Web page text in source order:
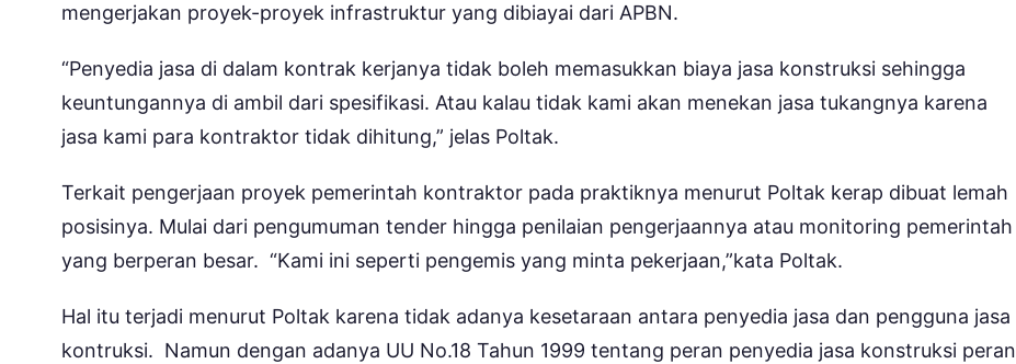
mengerjakan proyek-proyek infrastruktur yang dibiayai dari APBN.
“Penyedia jasa di dalam kontrak kerjanya tidak boleh memasukkan biaya jasa konstruksi sehingga
keuntungannya di ambil dari spesifikasi. Atau kalau tidak kami akan menekan jasa tukangnya karena
jasa kami para kontraktor tidak dihitung,” jelas Poltak.
Terkait pengerjaan proyek pemerintah kontraktor pada praktiknya menurut Poltak kerap dibuat lemah
posisinya. Mulai dari pengumuman tender hingga penilaian pengerjaannya atau monitoring pemerintah
yang berperan besar. “Kami ini seperti pengemis yang minta pekerjaan,”kata Poltak.
Hal itu terjadi menurut Poltak karena tidak adanya kesetaraan antara penyedia jasa dan pengguna jasa
kontruksi. Namun dengan adanya UU No.18 Tahun 1999 tentang peran penyedia jasa konstruksi peran